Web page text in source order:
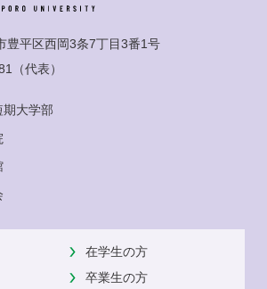
平区西岡3条7丁目3番1号
（代表）
大学部
在学生の方
卒業生の方